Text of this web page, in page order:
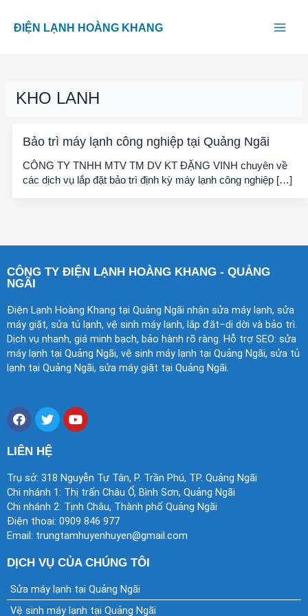
content
ĐIỆN LẠNH HOÀNG KHANG
KHO LANH
Bảo trì máy lạnh công nghiệp tại Quảng Ngãi
CÔNG TY TNHH MTV TM DV KT ĐẶNG VINH chuyên về
các dịch vụ lắp đặt bảo trì định kỳ máy lạnh công nghiệp […]
CÔNG TY ĐIỆN LẠNH HOÀNG KHANG - QUẢNG
NGÃI
Điện Lạnh Hoàng Khang tại Quảng Ngãi nhận sửa máy lạnh, sửa
máy giặt, sửa tủ lạnh, vệ sinh máy lạnh, lắp đặt–di dời và bảo trì.
Dịch vụ nhanh, giá minh bạch, bảo hành rõ ràng. Hỗ trợ SEO: sửa
máy lạnh tại Quảng Ngãi, vệ sinh máy lạnh tại Quảng Ngãi, sửa tủ
lạnh tại Quảng Ngãi, sửa máy giặt tại Quảng Ngãi.
F
a
e
o
o
k
T
w
t
e
r
Y
o
b
e
LIÊN HỆ
Trụ sở: 318 Nguyễn Tự Tân, P. Trần Phú, TP. Quảng Ngãi
Chi nhánh 1: Thị trấn Châu Ổ, Bình Sơn, Quảng Ngãi
Chi nhánh 2: Tịnh Châu, Thành phố Quảng Ngãi
Điện thoại: 0909 846 977
Email: trungtamhuyenhuyen@gmail.com
DỊCH VỤ CỦA CHÚNG TÔI
Sửa máy lạnh tại Quảng Ngãi
Vệ sinh máy lạnh tại Quảng Ngãi